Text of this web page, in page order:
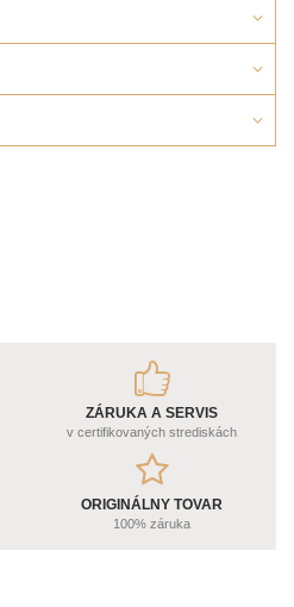
ZÁRUKA A SERVIS
v certifikovaných strediskách
ORIGINÁLNY TOVAR
100% záruka